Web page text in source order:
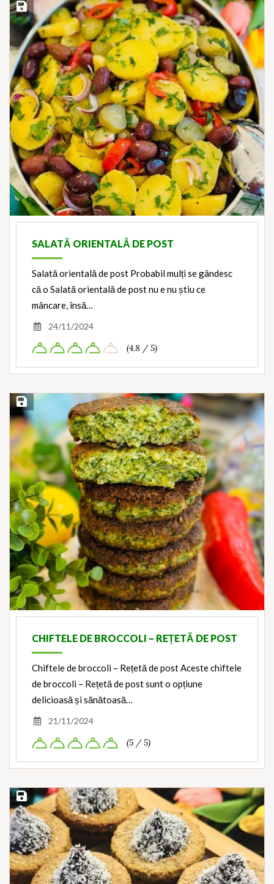
Save Recipe
SALATĂ ORIENTALĂ DE POST
Salată orientală de post Probabil mulți se gândesc
că o Salată orientală de post nu e nu știu ce
mâncare, însă…
24/11/2024
(4.8 / 5)
Save Recipe
CHIFTELE DE BROCCOLI – REȚETĂ DE POST
Chiftele de broccoli – Rețetă de post Aceste chiftele
de broccoli – Rețetă de post sunt o opțiune
delicioasă și sănătoasă…
21/11/2024
(5 / 5)
Save Recipe